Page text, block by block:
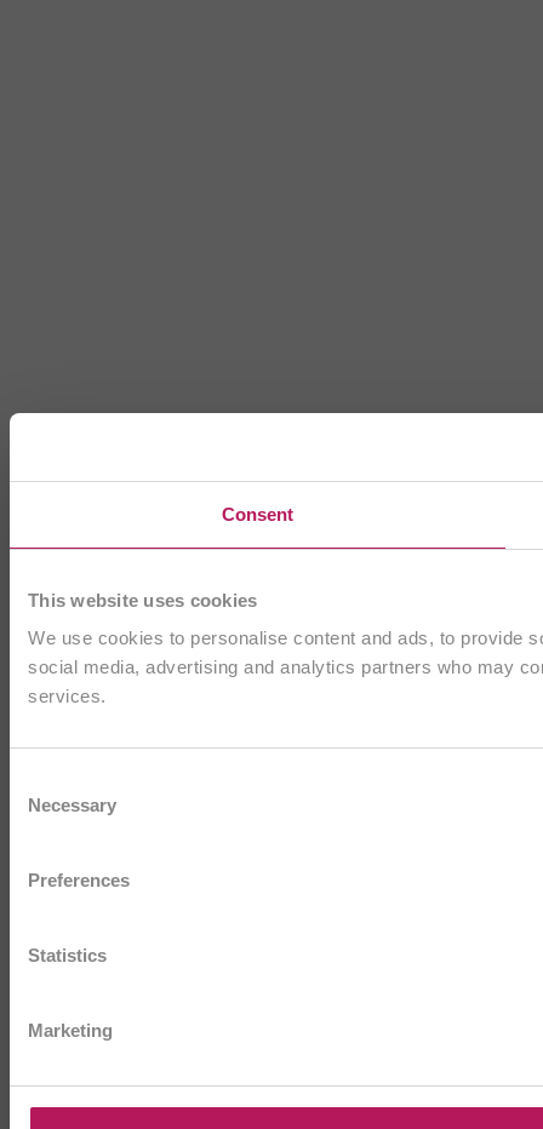
Consent
This website uses cookies
We use cookies to personalise content and ads, to provide
social media, advertising and analytics partners who may
services.
Selection
Necessary
Preferences
Statistics
Marketing